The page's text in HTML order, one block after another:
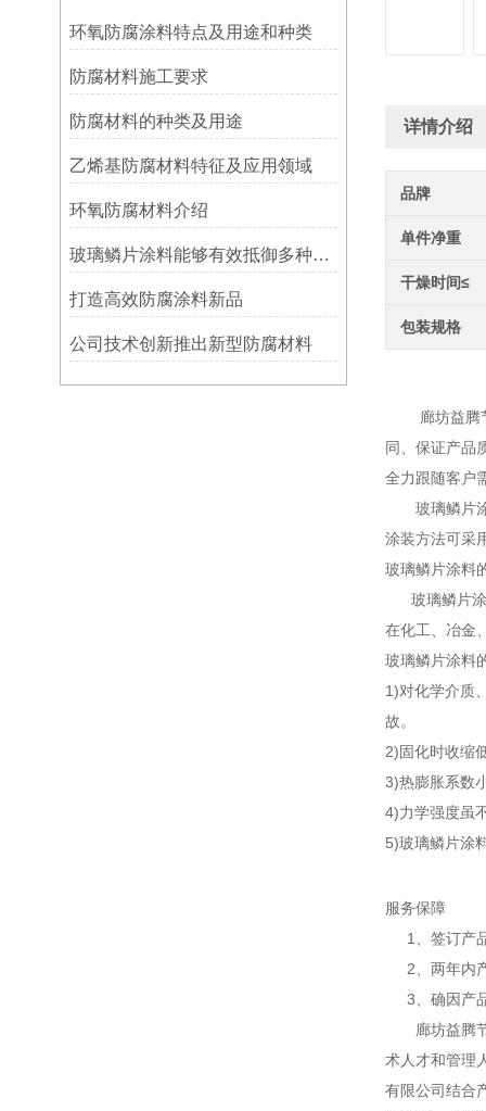
环氧防腐涂料特点及用途和种类
防腐材料施工要求
防腐材料的种类及用途
乙烯基防腐材料特征及应用领域
环氧防腐材料介绍
玻璃鳞片涂料能够有效抵御多种化学物质侵蚀
打造高效防腐涂料新品
公司技术创新推出新型防腐材料
详情介绍
品牌
单件净重
干燥时间≤
包装规格
廊坊益腾节
同、保证产品
全力跟随客户
玻璃鳞片涂
涂装方法可采
玻璃鳞片涂料
玻璃鳞片涂
在化工、冶金
玻璃鳞片涂料
1)对化学介质
故。
2)固化时收缩
3)热膨胀系数
4)力学强度虽
5)玻璃鳞片
服务保障
1、签订产
2、两年内产
3、确因产品
廊坊益腾节
术人才和管理
有限公司结合